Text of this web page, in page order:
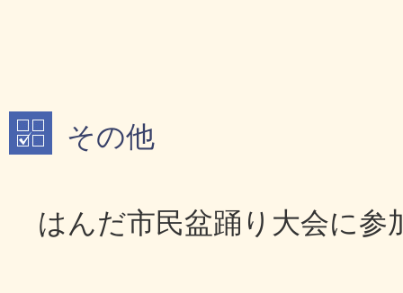
その他
はんだ市民盆踊り大会に参